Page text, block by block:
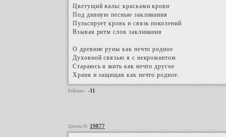
Цветущий вальс красками крови
Под дивную песнью заклинания
Пульсирует кровь и связь поколений
Взывая ритм слов заклинания
О древние руны как нечто родное
Духовной связью я с некромантом
Стараюсь я жить как нечто другое
Храня и защищая как нечто родное.
Рейтинг: -11
Цитата № 19877